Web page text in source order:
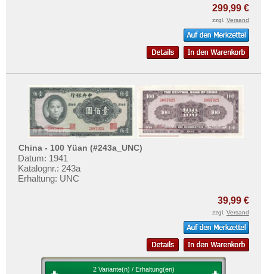
299,99 €
zzgl. Versand
China - 100 Yüan (#243a_UNC)
Datum: 1941
Katalognr.: 243a
Erhaltung: UNC
39,99 €
zzgl. Versand
2 Variante(n) / Erhaltung(en)